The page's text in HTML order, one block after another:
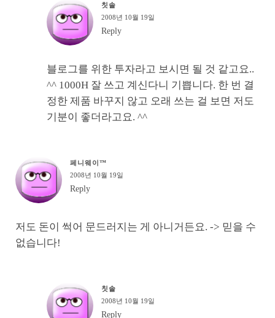
칫솔
2008년 10월 19일
Reply
블로그를 위한 투자라고 보시면 될 것 같고요..
^^ 1000H 잘 쓰고 계신다니 기쁩니다. 한 번 결
정한 제품 바꾸지 않고 오래 쓰는 걸 보면 저도
기분이 좋더라고요. ^^
페니웨이™
2008년 10월 19일
Reply
저도 돈이 썩어 문드러지는 게 아니거든요. -> 믿을 수
없습니다!
칫솔
2008년 10월 19일
Reply